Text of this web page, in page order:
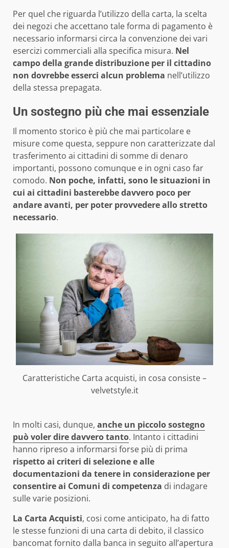
Per quel che riguarda l’utilizzo della carta, la scelta
dei negozi che accettano tale forma di pagamento è
necessario informarsi circa la convenzione dei vari
esercizi commerciali alla specifica misura. Nel
campo della grande distribuzione per il cittadino
non dovrebbe esserci alcun problema nell’utilizzo
della stessa prepagata.
Un sostegno più che mai essenziale
Il momento storico è più che mai particolare e
misure come questa, seppure non caratterizzate dal
trasferimento ai cittadini di somme di denaro
importanti, possono comunque e in ogni caso far
comodo. Non poche, infatti, sono le situazioni in
cui ai cittadini basterebbe davvero poco per
andare avanti, per poter provvedere allo stretto
necessario.
Caratteristiche Carta acquisti, in cosa consiste –
velvetstyle.it
In molti casi, dunque, anche un piccolo sostegno
può voler dire davvero tanto. Intanto i cittadini
hanno ripreso a informarsi forse più di prima
rispetto ai criteri di selezione e alle
documentazioni da tenere in considerazione per
consentire ai Comuni di competenza di indagare
sulle varie posizioni.
La Carta Acquisti, cosi come anticipato, ha di fatto
le stesse funzioni di una carta di debito, il classico
bancomat fornito dalla banca in seguito all’apertura